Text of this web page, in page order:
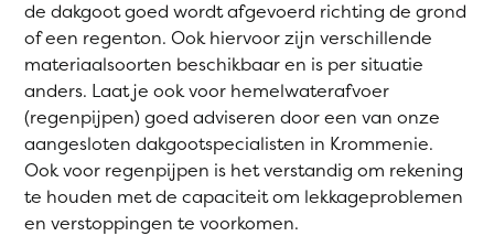
de dakgoot goed wordt afgevoerd richting de grond
of een regenton. Ook hiervoor zijn verschillende
materiaalsoorten beschikbaar en is per situatie
anders. Laat je ook voor hemelwaterafvoer
(regenpijpen) goed adviseren door een van onze
aangesloten dakgootspecialisten in Krommenie.
Ook voor regenpijpen is het verstandig om rekening
te houden met de capaciteit om lekkageproblemen
en verstoppingen te voorkomen.